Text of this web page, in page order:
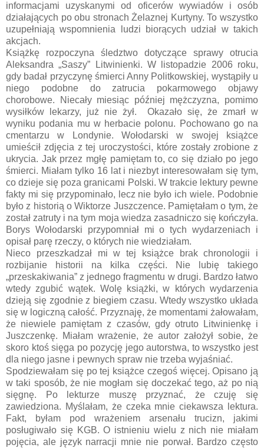
informacjami uzyskanymi od oficerów wywiadów i osób
działających po obu stronach Żelaznej Kurtyny. To wszystko
uzupełniają wspomnienia ludzi biorących udział w takich
akcjach.
Książkę rozpoczyna śledztwo dotyczące sprawy otrucia
Aleksandra „Saszy” Litwinienki. W listopadzie 2006 roku,
gdy badał przyczynę śmierci Anny Politkowskiej, wystąpiły u
niego podobne do zatrucia pokarmowego objawy
chorobowe. Niecały miesiąc później mężczyzna, pomimo
wysiłków lekarzy, już nie żył. Okazało się, że zmarł w
wyniku podania mu w herbacie polonu. Pochowano go na
cmentarzu w Londynie. Wołodarski w swojej książce
umieścił zdjęcia z tej uroczystości, które zostały zrobione z
ukrycia. Jak przez mgłę pamiętam to, co się działo po jego
śmierci. Miałam tylko 16 lat i niezbyt interesowałam się tym,
co dzieje się poza granicami Polski. W trakcie lektury pewne
fakty mi się przypominało, lecz nie było ich wiele. Podobnie
było z historią o Wiktorze Juszczence. Pamiętałam o tym, że
został zatruty i na tym moja wiedza zasadniczo się kończyła.
Borys Wołodarski przypomniał mi o tych wydarzeniach i
opisał parę rzeczy, o których nie wiedziałam.
Nieco przeszkadzał mi w tej książce brak chronologii i
rozbijanie historii na kilka części. Nie lubię takiego
„przeskakiwania” z jednego fragmentu w drugi. Bardzo łatwo
wtedy zgubić wątek. Wolę książki, w których wydarzenia
dzieją się zgodnie z biegiem czasu. Wtedy wszystko układa
się w logiczną całość. Przyznaję, że momentami żałowałam,
że niewiele pamiętam z czasów, gdy otruto Litwinienkę i
Juszczenkę. Miałam wrażenie, że autor założył sobie, że
skoro ktoś sięga po pozycję jego autorstwa, to wszystko jest
dla niego jasne i pewnych spraw nie trzeba wyjaśniać.
Spodziewałam się po tej książce czegoś więcej. Opisano ją
w taki sposób, że nie mogłam się doczekać tego, aż po nią
sięgnę. Po lekturze muszę przyznać, że czuję się
zawiedziona. Myślałam, że czeka mnie ciekawsza lektura.
Fakt, byłam pod wrażeniem arsenału trucizn, jakimi
posługiwało się KGB. O istnieniu wielu z nich nie miałam
pojęcia, ale język narracji mnie nie porwał. Bardzo często